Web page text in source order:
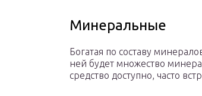
Минеральные
Богатая по составу
ней будет множество
средство доступно, часто